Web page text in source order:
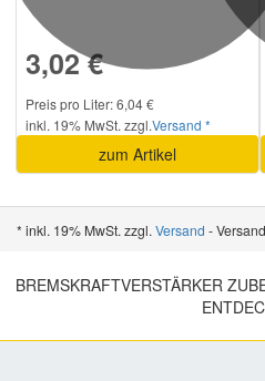
3,02 €
Preis pro Liter: 6,04 €
inkl. 19% MwSt. zzgl.Versand *
zum Artikel
* inkl. 19% MwSt. zzgl. Versand -
BREMSKRAFTVERSTÄRKER